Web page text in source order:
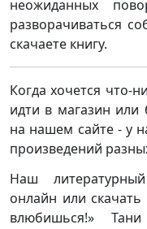
неожиданных
разворачиваться
скачаете книгу.
Когда хочется что-
идти в магазин или
на нашем сайте - у
произведений
Наш
онлайн или
влюбишься!»